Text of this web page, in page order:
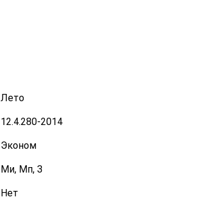
Лето
12.4.280-2014
Эконом
Ми, Мп, З
Нет